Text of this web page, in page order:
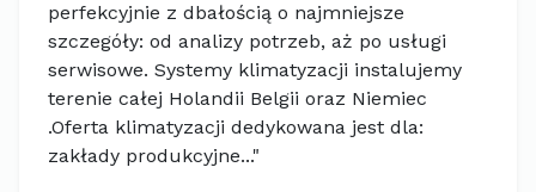
perfekcyjnie z dbałością o najmniejsze
szczegóły: od analizy potrzeb, aż po usługi
serwisowe. Systemy klimatyzacji instalujemy
terenie całej Holandii Belgii oraz Niemiec
.Oferta klimatyzacji dedykowana jest dla:
zakłady produkcyjne..."